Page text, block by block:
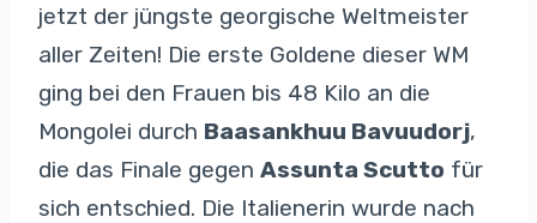
jetzt der jüngste georgische Weltmeister
aller Zeiten! Die erste Goldene dieser WM
ging bei den Frauen bis 48 Kilo an die
Mongolei durch Baasankhuu Bavuudorj,
die das Finale gegen Assunta Scutto für
sich entschied. Die Italienerin wurde nach